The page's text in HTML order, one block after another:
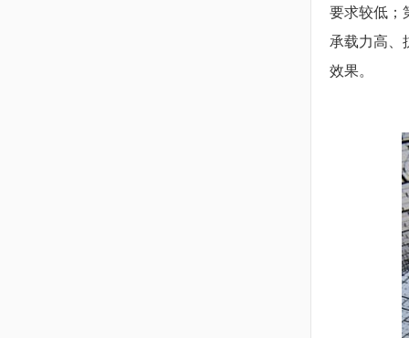
要求较低；
承载力高、
效果。